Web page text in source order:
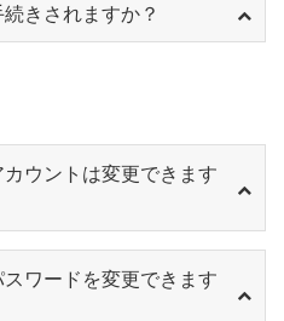
きされますか？
ウントは変更できます
ワードを変更できます